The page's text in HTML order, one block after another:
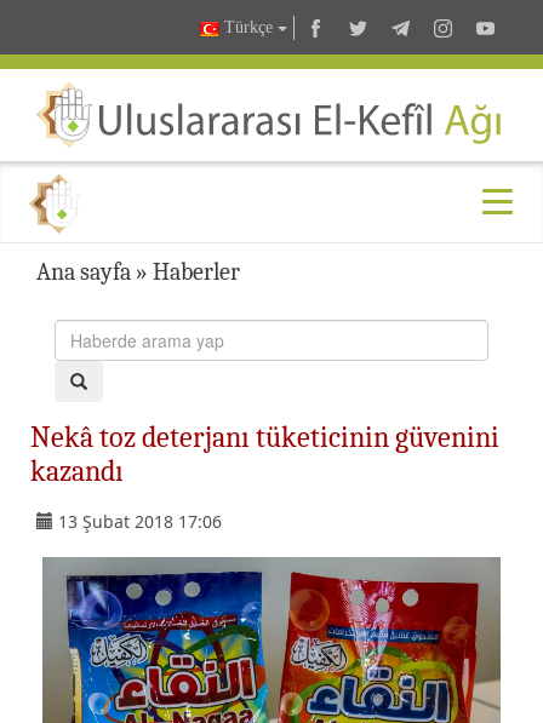
Türkçe
Ana sayfa » Haberler
Nekâ toz deterjanı tüketicinin güvenini
kazandı
13 Şubat 2018 17:06